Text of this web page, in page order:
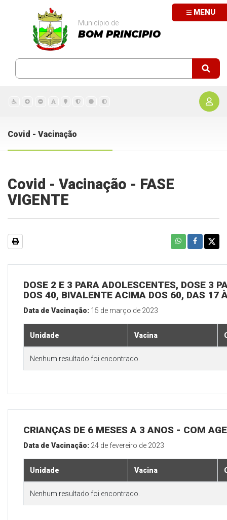
MENU
Município de
BOM PRINCIPIO
Covid - Vacinação
Covid - Vacinação - FASE
VIGENTE
DOSE 2 E 3 PARA ADOLESCENTES, DOSE 3
DOS 40, BIVALENTE ACIMA DOS 60, DAS 17
Data de Vacinação: 15 de março de 2023
Unidade Vacina
Nenhum resultado foi encontrado.
CRIANÇAS DE 6 MESES A 3 ANOS - COM
Data de Vacinação: 24 de fevereiro de 2023
Unidade Vacina
Nenhum resultado foi encontrado.